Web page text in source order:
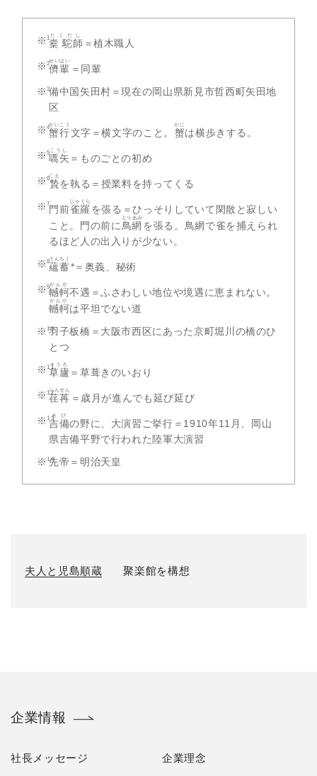
槖 駝師
たくだし
＝植木職人
儕輩
せいはい
＝同輩
備中国矢田村＝現在の岡山県新見市哲西町矢田地
区
蟹行
かいこう
文字＝横文字のこと。 蟹
かに
は横歩きする。
嚆矢
こうし
＝ものごとの初め
贄
にえ
を執る＝授業料を持ってくる
門前雀羅
じゃくら
を張る＝ひっそりしていて閑散と寂しい
こと。門の前に 鳥網
とりあみ
を張る。鳥網で雀を捕えられ
るほど人の出入りが少ない。
蘊蓄
うんちく
*＝奥義、秘術
轗軻
かんか
不遇＝ふさわしい地位や境遇に恵まれない。
轗軻
かんか
は平坦でない道
羽子板橋＝大阪市西区にあった京町堀川の橋のひ
とつ
草廬
そうろ
＝草葺きのいおり
荏苒
じんぜん
＝歳月が進んでも延び延び
吉備
きび
の野に、大演習ご挙行＝1910年11月、岡山
県吉備平野で行われた陸軍大演習
先帝＝明治天皇
夫人と児島順蔵 聚楽館を構想
企業情報
社長メッセージ 企業理念